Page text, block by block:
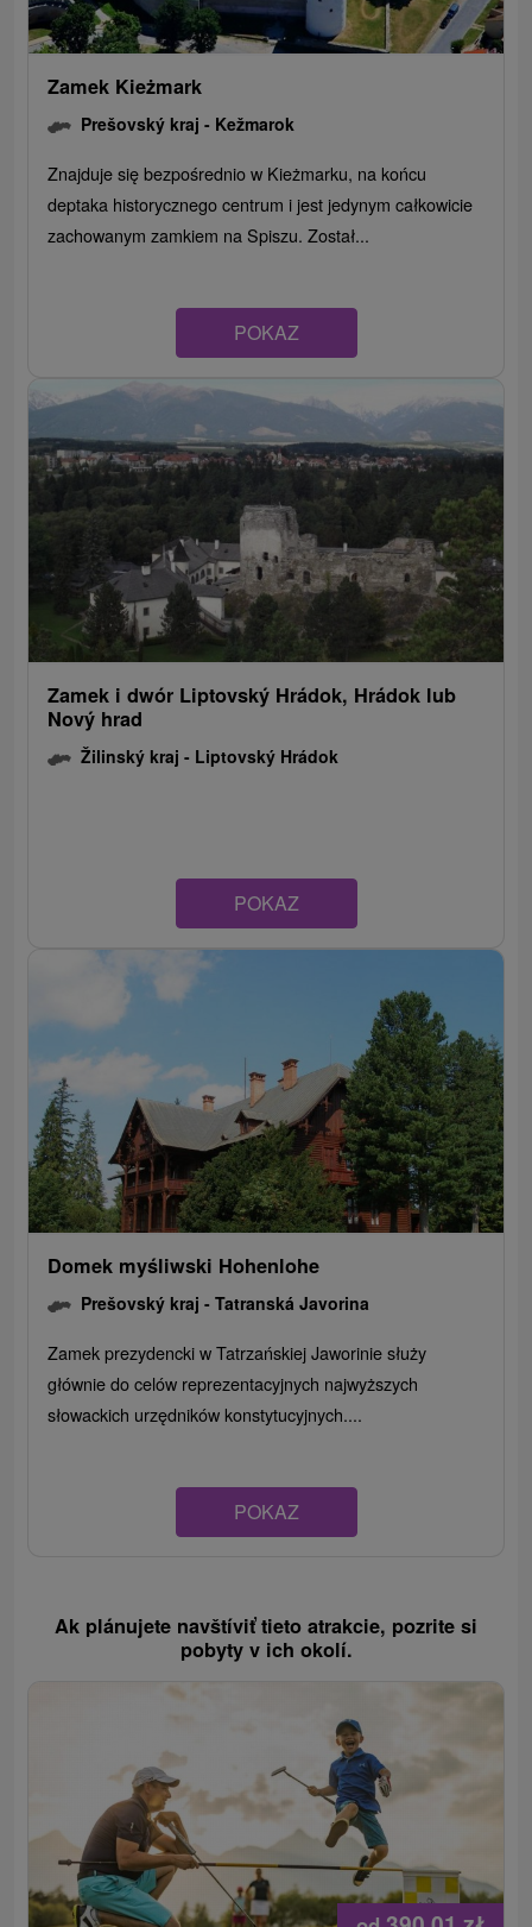
Zamek Kieżmark
Prešovský kraj - Kežmarok
Znajduje się bezpośrednio w Kieżmarku, na końcu
deptaka historycznego centrum i jest jedynym całkowicie
zachowanym zamkiem na Spiszu. Został...
POKAZ
Zamek i dwór Liptovský Hrádok, Hrádok lub
Nový hrad
Žilinský kraj - Liptovský Hrádok
POKAZ
Domek myśliwski Hohenlohe
Prešovský kraj -Tatranská Javorina
Zamek prezydencki w Tatrzańskiej Jaworinie służy
głównie do celów reprezentacyjnych najwyższych
słowackich urzędników konstytucyjnych....
POKAZ
Ak plánujete navštíviť tieto atrakcie, pozrite si
pobyty v ich okolí.